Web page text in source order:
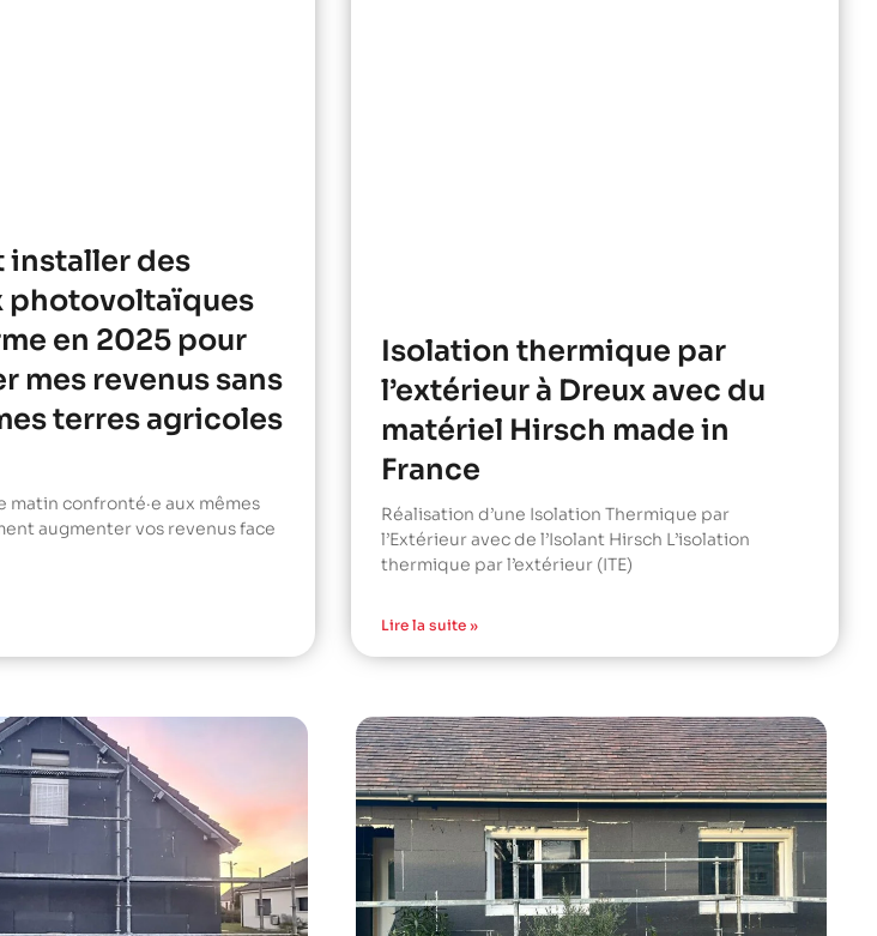
installer des
photovoltaïques
en 2025 pour
mes revenus sans
terres agricoles
matin confronté·e aux mêmes
augmenter vos revenus face
Isolation thermique par
l’extérieur à Dreux avec du
matériel Hirsch made in
France
Réalisation d’une Isolation Thermique par
l’Extérieur avec de l’Isolant Hirsch L’isolation
thermique par l’extérieur (ITE)
Lire la suite »